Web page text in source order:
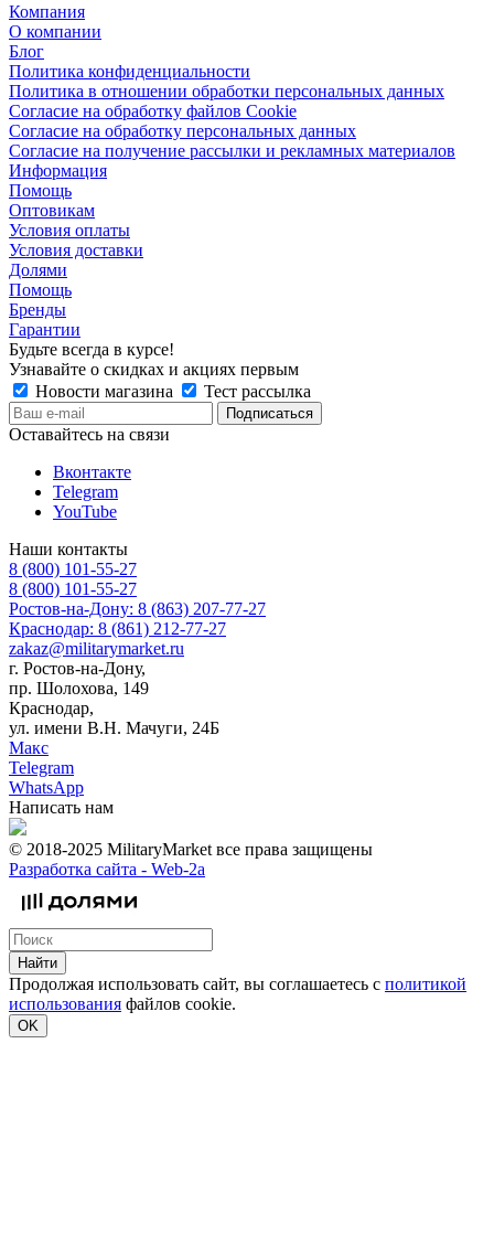
Компания
О компании
Блог
Политика конфиденциальности
Политика в отношении обработки персональных данных
Согласие на обработку файлов Cookie
Согласие на обработку персональных данных
Согласие на получение рассылки и рекламных материалов
Информация
Помощь
Оптовикам
Условия оплаты
Условия доставки
Долями
Помощь
Бренды
Гарантии
Будьте всегда в курсе!
Узнавайте о скидках и акциях первым
Новости магазина
Тест рассылка
Оставайтесь на связи
Вконтакте
Telegram
YouTube
Наши контакты
8 (800) 101-55-27
8 (800) 101-55-27
Ростов-на-Дону: 8 (863) 207-77-27
Краснодар: 8 (861) 212-77-27
zakaz@militarymarket.ru
г. Ростов-на-Дону,
пр. Шолохова, 149
Краснодар,
ул. имени В.Н. Мачуги, 24Б
Макс
Telegram
WhatsApp
Написать нам
© 2018-2025 MilitaryMarket все права защищены
Разработка сайта - Web-2a
Найти
Продолжая использовать сайт, вы соглашаетесь с политикой
использования файлов cookie.
OK